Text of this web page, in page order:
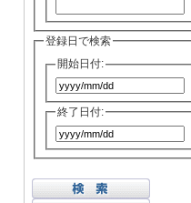
登録日で検索
開始日付:
終了日付: